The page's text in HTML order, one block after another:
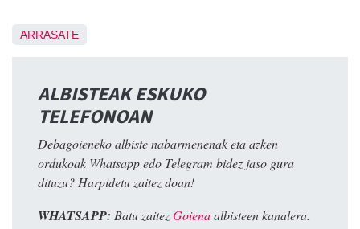
ARRASATE
ALBISTEAK ESKUKO
TELEFONOAN
Debagoieneko albiste nabarmenenak eta azken
ordukoak Whatsapp edo Telegram bidez jaso gura
dituzu? Harpidetu zaitez doan!
WHATSAPP: Batu zaitezGoienaalbisteen kanalera.